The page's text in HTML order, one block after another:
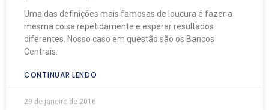
Uma das definições mais famosas de loucura é fazer a
mesma coisa repetidamente e esperar resultados
diferentes. Nosso caso em questão são os Bancos
Centrais.
CONTINUAR LENDO
29 de janeiro de 2016